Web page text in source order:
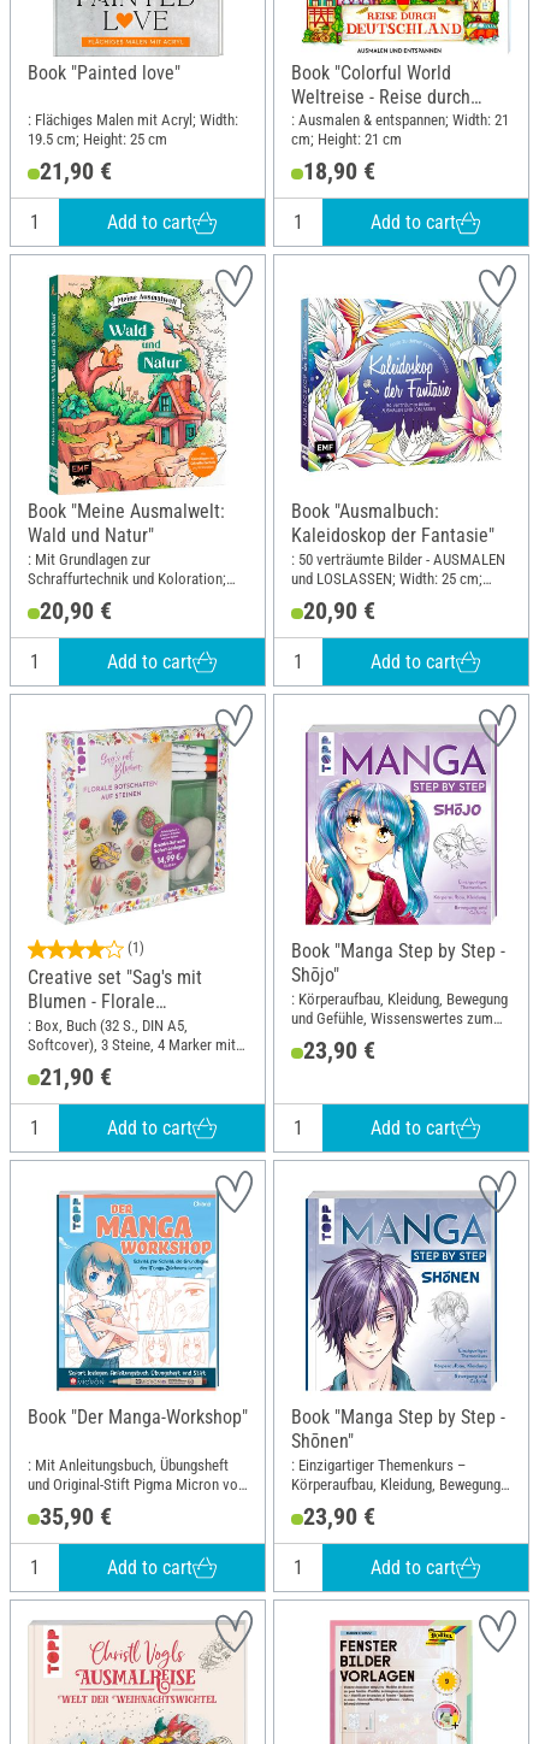
Book "Painted love"
: Flächiges Malen mit Acryl; Width:
19.5 cm; Height: 25 cm
21,90 €
Add to cart
Book "Colorful World
Weltreise - Reise durch
Deutschland"
: Ausmalen & entspannen; Width: 21
cm; Height: 21 cm
18,90 €
Add to cart
Book "Meine Ausmalwelt:
Wald und Natur"
: Mit Grundlagen zur
Schraffurtechnik und Koloration;
Width: 20 cm; Height: 23.5 cm
20,90 €
Add to cart
Book "Ausmalbuch:
Kaleidoskop der Fantasie"
: 50 verträumte Bilder - AUSMALEN
und LOSLASSEN; Width: 25 cm;
Height: 20 cm
20,90 €
Add to cart
(1)
Creative set "Sag's mit
Blumen - Florale
Botschaften auf Steinen."
: Box, Buch (32 S., DIN A5,
Softcover), 3 Steine, 4 Marker mit 2
Schwarz
21,90 €
Add to cart
Book "Manga Step by Step -
Shōjo"
: Körperaufbau, Kleidung, Bewegung
und Gefühle, Wissenswertes zum
Height: 23 cm
23,90 €
Add to cart
Book "Der Manga-Workshop"
: Mit Anleitungsbuch, Übungsheft
und Original-Stift Pigma Micron von
cm; Height: 28.1 cm
35,90 €
Add to cart
Book "Manga Step by Step -
Shōnen"
: Einzigartiger Themenkurs –
Körperaufbau, Kleidung, Bewegung
23 cm
23,90 €
Add to cart